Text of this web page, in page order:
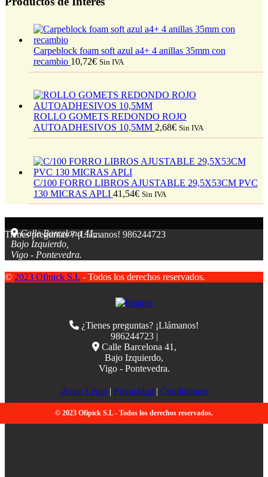
Carpeblock foam soft azul a4+ 4 anillas 35mm con
recambio 10,72€ Sin IVA
ROLLO GOMETS REDONDO ROJO
AUTOADHESIVOS 10,5MM 2,68€ Sin IVA
C/100 FORRO LIBROS AJUSTABLE 29,5X53CM PVC
130 MICRAS APLI 41,54€ Sin IVA
Tienes preguntas ? ¡Llámanos! 986244723
Calle Barcelona 41,
Bajo Izquierdo,
Vigo - Pontevedra.
© 2023 Ofipick S.L - Todos los derechos reservados.
¿Tienes preguntas? ¡Llámanos!
986244723 |
Calle Barcelona 41,
Bajo Izquierdo,
Vigo - Pontevedra.
Aviso Legal | Privacidad | Condiciones
© 2023 Ofipick S.L - Todos los derechos reservados.